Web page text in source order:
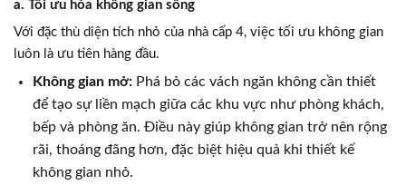
a. Tối ưu hóa không gian sống
Với đặc thù diện tích nhỏ của nhà cấp 4, việc tối ưu không gian
luôn là ưu tiên hàng đầu.
Không gian mở:Phá bỏ các vách ngăn không cần thiết
để tạo sự liền mạch giữa các khu vực như phòng khách,
bếp và phòng ăn. Điều này giúp không gian trở nên rộng
rãi, thoáng đãng hơn, đặc biệt hiệu quả khi thiết kế
không gian nhỏ.